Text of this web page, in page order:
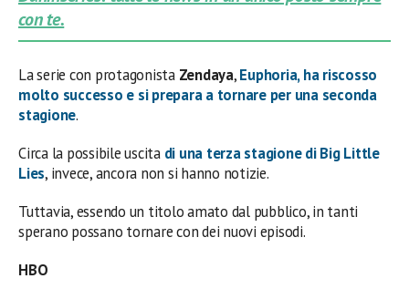
con te.
La serie con protagonista Zendaya,Euphoria, ha riscosso
molto successo e si prepara a tornare per una seconda
stagione.
Circa la possibile uscitadi una terza stagione diBig Little
Lies, invece, ancora non si hanno notizie.
Tuttavia, essendo un titolo amato dal pubblico, in tanti
sperano possano tornare con dei nuovi episodi.
HBO